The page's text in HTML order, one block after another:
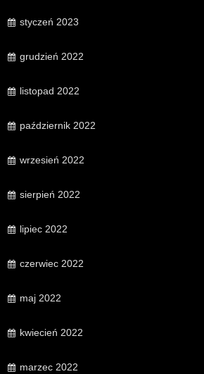
styczeń 2023
grudzień 2022
listopad 2022
październik 2022
wrzesień 2022
sierpień 2022
lipiec 2022
czerwiec 2022
maj 2022
kwiecień 2022
marzec 2022